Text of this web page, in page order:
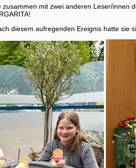
zusammen mit zwei anderen Leser/innen
diesem aufregenden Ereignis hatte sie